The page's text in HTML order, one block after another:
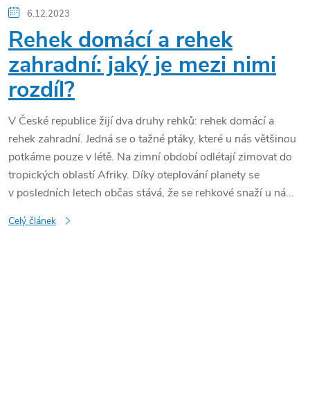
6.12.2023
Rehek domácí a rehek
zahradní: jaký je mezi nimi
rozdíl?
V České republice žijí dva druhy rehků: rehek domácí a
rehek zahradní. Jedná se o tažné ptáky, které u nás většinou
potkáme pouze v létě. Na zimní období odlétají zimovat do
tropických oblastí Afriky. Díky oteplování planety se
v posledních letech občas stává, že se rehkové snaží u ná...
Celý článek